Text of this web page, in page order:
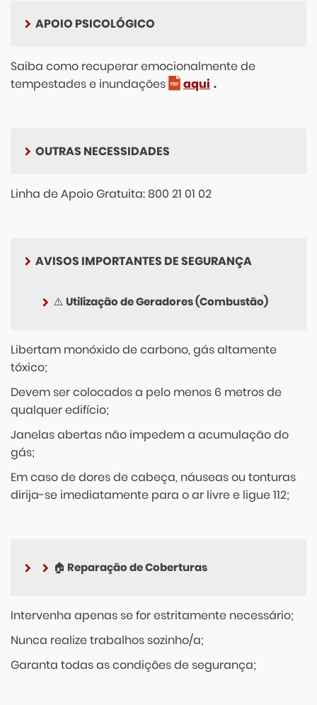
APOIO PSICOLÓGICO
Saiba como recuperar emocionalmente de
tempestades e inundações
aqui .
OUTRAS NECESSIDADES
Linha de Apoio Gratuita: 800 21 01 02
AVISOS IMPORTANTES DE SEGURANÇA
⚠️Utilização de Geradores (Combustão)
Libertam monóxido de carbono, gás altamente
tóxico;
Devem ser colocados a pelo menos 6 metros de
qualquer edifício;
Janelas abertas não impedem a acumulação do
gás;
Em caso de dores de cabeça, náuseas ou tonturas
dirija-se imediatamente para o ar livre e ligue 112;
🏠 Reparação de Coberturas
Intervenha apenas se for estritamente necessário;
Nunca realize trabalhos sozinho/a;
Garanta todas as condições de segurança;